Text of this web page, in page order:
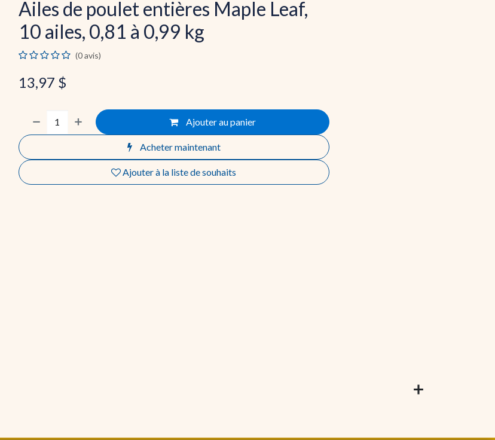
Ailes de poulet entières Maple Leaf,
10 ailes, 0,81 à 0,99 kg
(0 avis)
13,97 $
Ajouter au panier
Acheter maintenant
Ajouter à la liste de souhaits